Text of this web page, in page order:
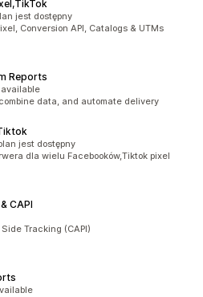
jest dostępny
Conversion API, Catalogs & UTMs
Reports
data, and automate delivery
jest dostępny
dla wielu Facebooków,Tiktok pixel
CAPI
Tracking (CAPI)